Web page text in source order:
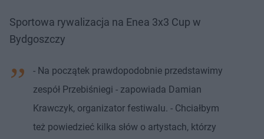
Sportowa rywalizacja na Enea 3x3 Cup w
Bydgoszczy
- Na początek prawdopodobnie przedstawimy
zespół Przebiśniegi - zapowiada Damian
Krawczyk, organizator festiwalu. - Chciałbym
też powiedzieć kilka słów o artystach, którzy